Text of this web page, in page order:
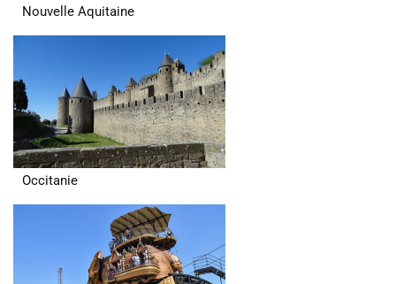
Nouvelle Aquitaine
Occitanie